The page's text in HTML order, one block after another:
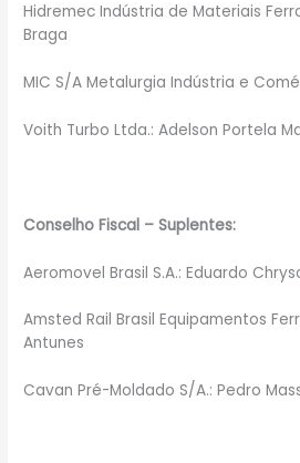
Hidremec Indústria de Materiais
Braga
MIC S/A Metalurgia Indústria e
Voith Turbo Ltda.: Adelson Portela
Conselho Fiscal – Suplentes:
Aeromovel Brasil S.A.: Eduardo
Amsted Rail Brasil Equipamentos
Antunes
Cavan Pré-Moldado S/A.: Pedro